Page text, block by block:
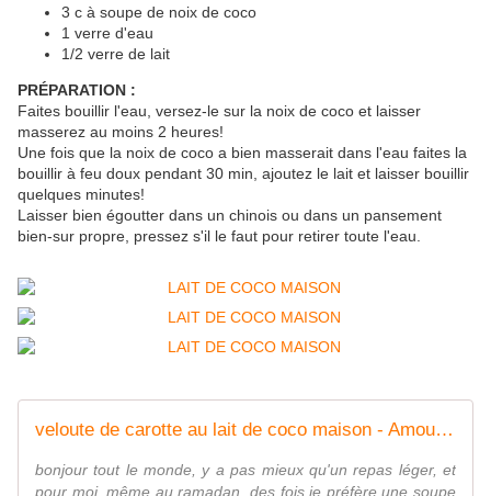
3 c à soupe de noix de coco
1 verre d'eau
1/2 verre de lait
PRÉPARATION :
Faites bouillir l'eau, versez-le sur la noix de coco et laisser
masserez au moins 2 heures!
Une fois que la noix de coco a bien masserait dans l'eau faites la
bouillir à feu doux pendant 30 min, ajoutez le lait et laisser bouillir
quelques minutes!
Laisser bien égoutter dans un chinois ou dans un pansement
bien-sur propre, pressez s'il le faut pour retirer toute l'eau.
veloute de carotte au lait de coco maison - Amour de cuisine
bonjour tout le monde, y a pas mieux qu'un repas léger, et
pour moi, même au ramadan, des fois je préfère une soupe